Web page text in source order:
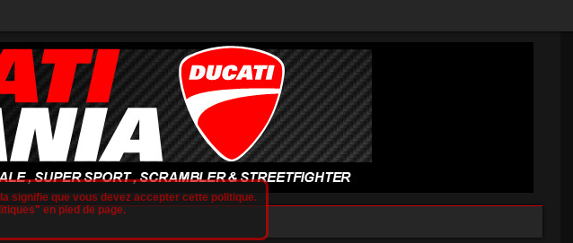
signifie que vous devez accepter cette politique.
en pied de page.